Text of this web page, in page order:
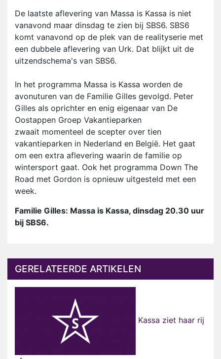
De laatste aflevering van Massa is Kassa is niet
vanavond maar dinsdag te zien bij SBS6. SBS6
komt vanavond op de plek van de realityserie met
een dubbele aflevering van Urk. Dat blijkt uit de
uitzendschema's van SBS6.
In het programma Massa is Kassa worden de
avonuturen van de Familie Gilles gevolgd. Peter
Gilles als oprichter en enig eigenaar van De
Oostappen Groep Vakantieparken
zwaait momenteel de scepter over tien
vakantieparken in Nederland en België. Het gaat
om een extra aflevering waarin de familie op
wintersport gaat. Ook het programma Down The
Road met Gordon is opnieuw uitgesteld met een
week.
Familie Gilles: Massa is Kassa, dinsdag 20.30 uur
bij SBS6.
GERELATEERDE ARTIKELEN
Kassa ziet haar rij